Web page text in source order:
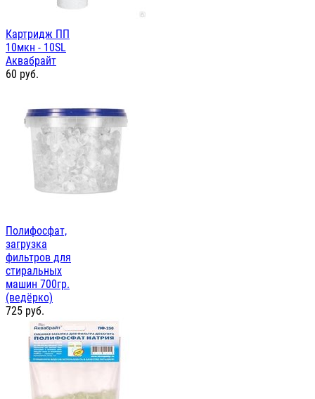
Картридж ПП
10мкн - 10SL
Аквабрайт
60 руб.
Полифосфат,
загрузка
фильтров для
стиральных
машин 700гр.
(ведёрко)
725 руб.